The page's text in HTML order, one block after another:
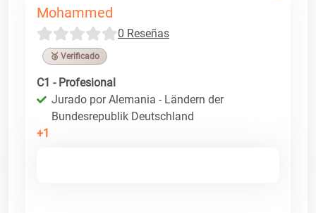
Mohammed
0 Reseñas
🥉 Verificado
C1 - Profesional
Jurado por Alemania - Ländern der
Bundesrepublik Deutschland
+1